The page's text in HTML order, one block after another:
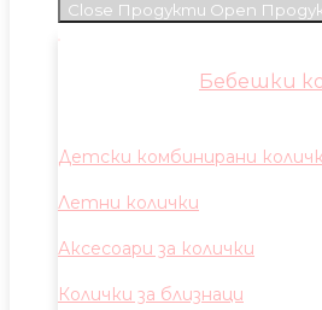
Close Продукти Open
Бебешки
Детски комбинирани
Летни колички
Аксесоари за колички
Колички за близнаци